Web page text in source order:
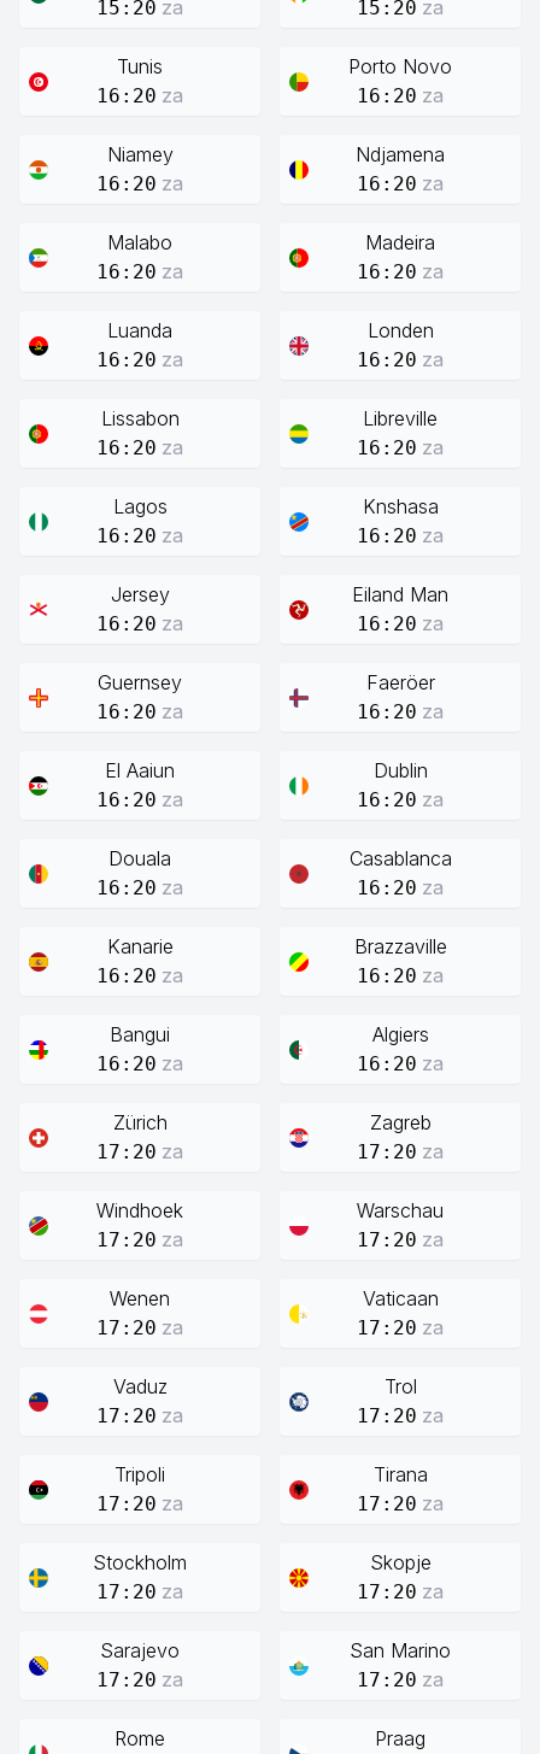
15:20 za 15:20 za
Tunis
16:20 za
Porto Novo
16:20 za
Niamey
16:20 za
Ndjamena
16:20 za
Malabo
16:20 za
Madeira
16:20 za
Luanda
16:20 za
Londen
16:20 za
Lissabon
16:20 za
Libreville
16:20 za
Lagos
16:20 za
Knshasa
16:20 za
Jersey
16:20 za
Eiland Man
16:20 za
Guernsey
16:20 za
Faeröer
16:20 za
El Aaiun
16:20 za
Dublin
16:20 za
Douala
16:20 za
Casablanca
16:20 za
Kanarie
16:20 za
Brazzaville
16:20 za
Bangui
16:20 za
Algiers
16:20 za
Zürich
17:20 za
Zagreb
17:20 za
Windhoek
17:20 za
Warschau
17:20 za
Wenen
17:20 za
Vaticaan
17:20 za
Vaduz
17:20 za
Trol
17:20 za
Tripoli
17:20 za
Tirana
17:20 za
Stockholm
17:20 za
Skopje
17:20 za
Sarajevo
17:20 za
San Marino
17:20 za
Rome Praag